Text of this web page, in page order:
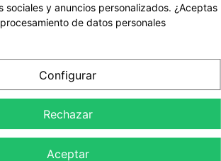
#Madrid #Con Niñ@s
sociales y anuncios personalizados. ¿Aceptas
de datos personales
Configurar
Rechazar
Aceptar